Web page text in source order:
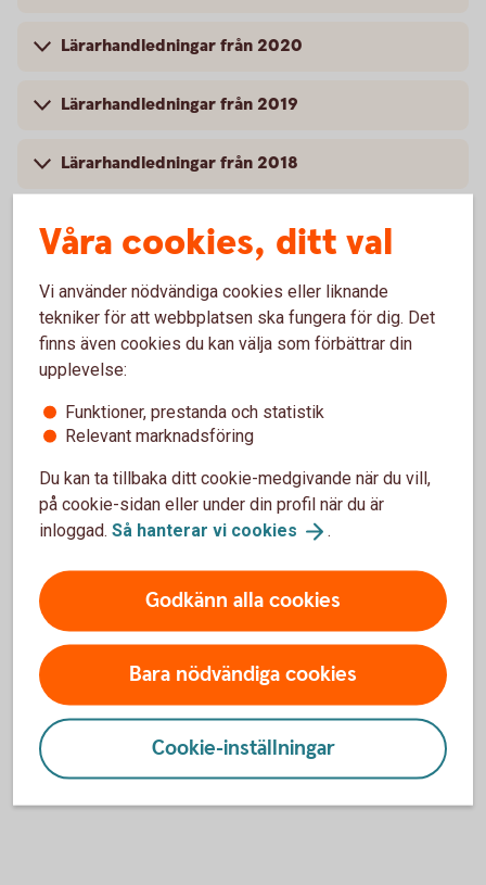
Lärarhandledningar från 2020
Lärarhandledningar från 2019
Lärarhandledningar från 2018
Lärarhandledningar från 2017
Lärarhandledningar från 2016
Lyckoslanten
Veckopengsskolan
Lärarhandledning
Så funkar det
Om Lyckoslanten
Spara och slösa
Våra cookies, ditt val
Vi använder nödvändiga cookies eller liknande
tekniker för att webbplatsen ska fungera för dig. Det
finns även cookies du kan välja som förbättrar din
upplevelse:
Funktioner, prestanda och statistik
Relevant marknadsföring
Du kan ta tillbaka ditt cookie-medgivande när du vill,
på cookie-sidan eller under din profil när du är
inloggad. Så hanterar vi cookies .
Godkänn alla cookies
Bara nödvändiga cookies
Cookie-inställningar